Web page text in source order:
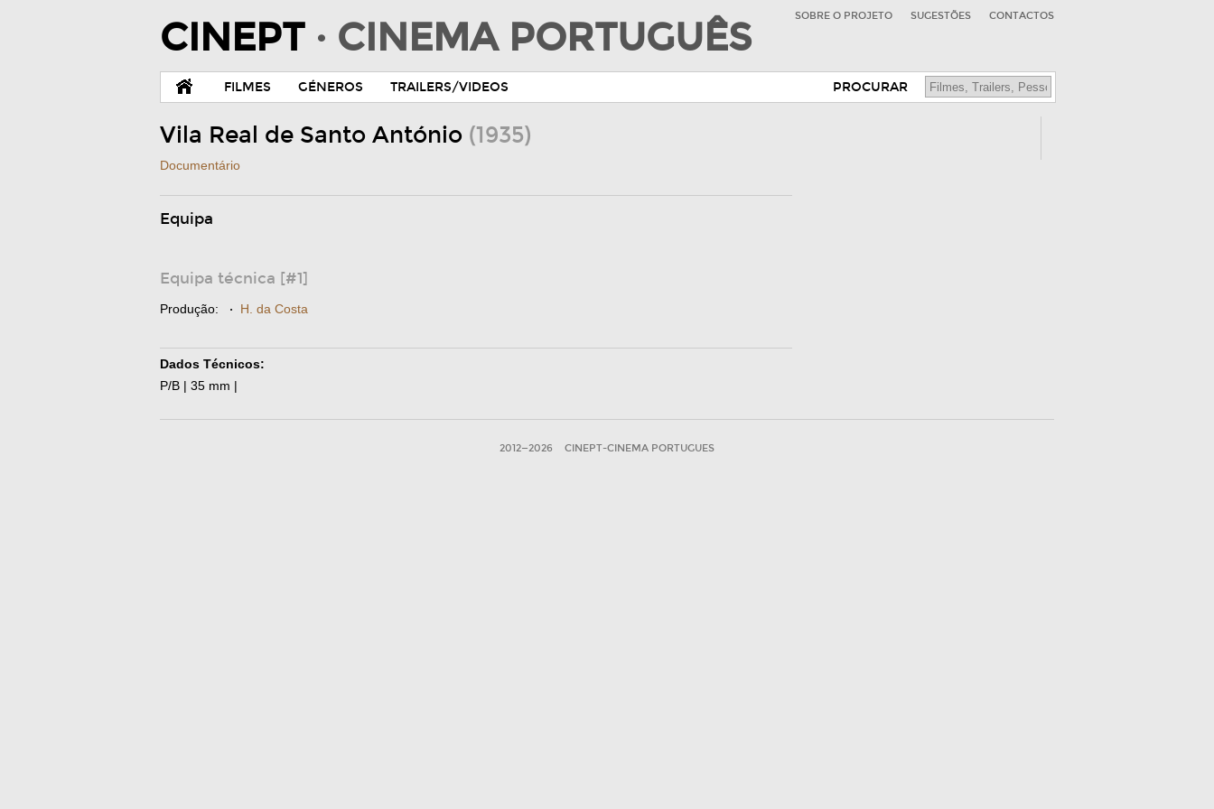
CINEPT · CINEMA PORTUGUÊS SOBRE O PROJETO SUGESTÕES CONTACTOS
FILMES GÉNEROS TRAILERS/VIDEOS PROCURAR
Vila Real de Santo António (1935)
Documentário
Equipa
Equipa técnica [#1]
Produção: · H. da Costa
Dados Técnicos:
P/B | 35 mm |
2012—2026 CINEPT-CINEMA PORTUGUES